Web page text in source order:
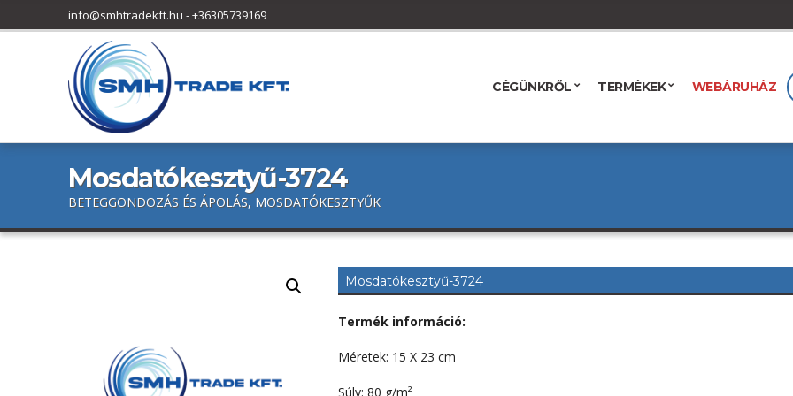
info@smhtradekft.hu -+36305739169
f
CÉGÜNKRŐL TERMÉKEK WEBÁRUHÁZ
Mosdatókesztyű-3724
BETEGGONDOZÁS ÉS ÁPOLÁS, MOSDATÓKESZTYŰK
Mosdatókesztyű-3724
Termék információ:
Méretek: 15 X 23 cm
Súly: 80 g/m²